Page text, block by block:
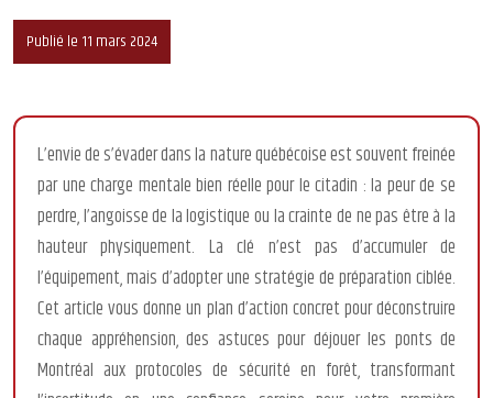
Publié le 11 mars 2024
L’envie de s’évader dans la nature québécoise est souvent freinée
par une charge mentale bien réelle pour le citadin : la peur de se
perdre, l’angoisse de la logistique ou la crainte de ne pas être à la
hauteur physiquement. La clé n’est pas d’accumuler de
l’équipement, mais d’adopter une stratégie de préparation ciblée.
Cet article vous donne un plan d’action concret pour déconstruire
chaque appréhension, des astuces pour déjouer les ponts de
Montréal aux protocoles de sécurité en forêt, transformant